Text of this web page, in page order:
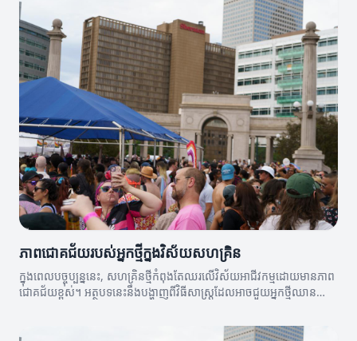
ភាពជោគជ័យរបស់អ្នកថ្មីក្នុងវិស័យសហគ្រិន
ក្នុងពេលបច្ចុប្បន្ននេះ, សហគ្រិនថ្មីកំពុងតែឈរលើវិស័យអាជីវកម្មដោយមានភាព
ជោគជ័យខ្ពស់។ អត្ថបទនេះនឹងបង្ហាញពីវិធីសាស្ត្រដែលអាចជួយអ្នកថ្មីឈាន